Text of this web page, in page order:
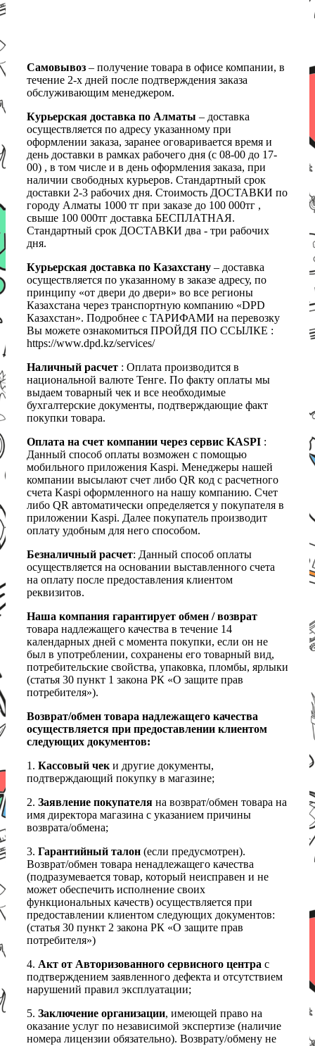
Самовывоз – получение товара в офисе компании, в
течение 2-х дней после подтверждения заказа
обслуживающим менеджером.
Курьерская доставка по Алматы – доставка
осуществляется по адресу указанному при
оформлении заказа, заранее оговаривается время и
день доставки в рамках рабочего дня (с 08-00 до 17-
00) , в том числе и в день оформления заказа, при
наличии свободных курьеров. Стандартный срок
доставки 2-3 рабочих дня. Стоимость ДОСТАВКИ по
городу Алматы 1000 тг при заказе до 100 000тг ,
свыше 100 000тг доставка БЕСПЛАТНАЯ.
Стандартный срок ДОСТАВКИ два - три рабочих
дня.
Курьерская доставка по Казахстану – доставка
осуществляется по указанному в заказе адресу, по
принципу «от двери до двери» во все регионы
Казахстана через транспортную компанию «DPD
Казахстан». Подробнее с ТАРИФАМИ на перевозку
Вы можете ознакомиться ПРОЙДЯ ПО ССЫЛКЕ :
https://www.dpd.kz/services/
Наличный расчет : Оплата производится в
национальной валюте Тенге. По факту оплаты мы
выдаем товарный чек и все необходимые
бухгалтерские документы, подтверждающие факт
покупки товара.
Оплата на счет компании через сервис KASPI :
Данный способ оплаты возможен с помощью
мобильного приложения Kaspi. Менеджеры нашей
компании высылают счет либо QR код с расчетного
счета Kaspi оформленного на нашу компанию. Счет
либо QR автоматически определяется у покупателя в
приложении Kaspi. Далее покупатель производит
оплату удобным для него способом.
Безналичный расчет: Данный способ оплаты
осуществляется на основании выставленного счета
на оплату после предоставления клиентом
реквизитов.
Наша компания гарантирует обмен / возврат
товара надлежащего качества в течение 14
календарных дней с момента покупки, если он не
был в употреблении, сохранены его товарный вид,
потребительские свойства, упаковка, пломбы, ярлыки
(статья 30 пункт 1 закона РК «О защите прав
потребителя»).
Возврат/обмен товара надлежащего качества
осуществляется при предоставлении клиентом
следующих документов:
1. Кассовый чеки другие документы,
подтверждающий покупку в магазине;
2. Заявление покупателя на возврат/обмен товара на
имя директора магазина с указанием причины
возврата/обмена;
3. Гарантийный талон (если предусмотрен).
Возврат/обмен товара ненадлежащего качества
(подразумевается товар, который неисправен и не
может обеспечить исполнение своих
функциональных качеств) осуществляется при
предоставлении клиентом следующих документов:
(статья 30 пункт 2 закона РК «О защите прав
потребителя»)
4. Акт от Авторизованного сервисного центра с
подтверждением заявленного дефекта и отсутствием
нарушений правил эксплуатации;
5. Заключение организации, имеющей право на
оказание услуг по независимой экспертизе (наличие
номера лицензии обязательно). Возврату/обмену не